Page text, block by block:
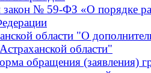
№ 59-ФЗ «О порядке
области "О
области"
обращения (заявления)